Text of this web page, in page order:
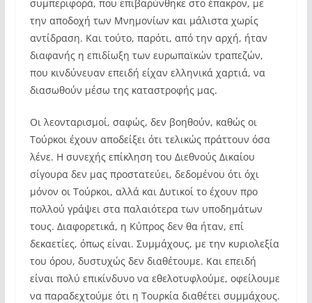
συμπεριφορά, που επιβαρύνθηκε στο έπακρον, με
την αποδοχή των Μνημονίων και μάλιστα χωρίς
αντίδραση. Και τούτο, παρότι, από την αρχή, ήταν
διαφανής η επιδίωξη των ευρωπαϊκών τραπεζών,
που κινδύνευαν επειδή είχαν ελληνικά χαρτιά, να
διασωθούν μέσω της καταστροφής μας.
Οι λεονταρισμοί, σαφώς, δεν βοηθούν, καθώς οι
Τούρκοι έχουν αποδείξει ότι τελικώς πράττουν όσα
λένε. Η συνεχής επίκληση του Διεθνούς Δικαίου
σίγουρα δεν μας προστατεύει, δεδομένου ότι όχι
μόνον οι Τούρκοι, αλλά και Δυτικοί το έχουν προ
πολλού γράψει στα παλαιότερα των υποδημάτων
τους. Διαφορετικά, η Κύπρος δεν θα ήταν, επί
δεκαετίες, όπως είναι. Συμμάχους, με την κυριολεξία
του όρου, δυστυχώς δεν διαθέτουμε. Και επειδή
είναι πολύ επικίνδυνο να εθελοτυφλούμε, οφείλουμε
να παραδεχτούμε ότι η Τουρκία διαθέτει συμμάχους.